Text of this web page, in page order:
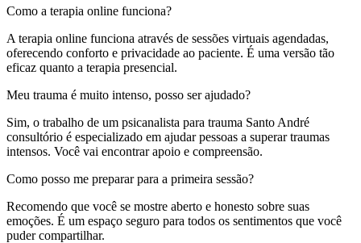
Como a terapia online funciona?
A terapia online funciona através de sessões virtuais agendadas,
oferecendo conforto e privacidade ao paciente. É uma versão tão
eficaz quanto a terapia presencial.
Meu trauma é muito intenso, posso ser ajudado?
Sim, o trabalho de um psicanalista para trauma Santo André
consultório é especializado em ajudar pessoas a superar traumas
intensos. Você vai encontrar apoio e compreensão.
Como posso me preparar para a primeira sessão?
Recomendo que você se mostre aberto e honesto sobre suas
emoções. É um espaço seguro para todos os sentimentos que você
puder compartilhar.